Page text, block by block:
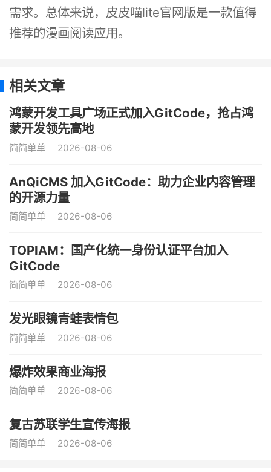
需求。总体来说，皮皮喵lite官网版是一款值得
推荐的漫画阅读应用。
相关文章
鸿蒙开发工具广场正式加入GitCode，抢占鸿
蒙开发领先高地
简简单单 2026-08-06
AnQiCMS 加入GitCode：助力企业内容管理
的开源力量
简简单单 2026-08-06
TOPIAM：国产化统一身份认证平台加入
GitCode
简简单单 2026-08-06
发光眼镜青蛙表情包
简简单单 2026-08-06
爆炸效果商业海报
简简单单 2026-08-06
复古苏联学生宣传海报
简简单单 2026-08-06